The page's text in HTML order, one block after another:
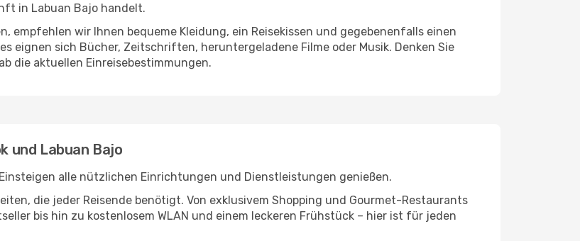
in Labuan Bajo handelt.
empfehlen wir Ihnen bequeme Kleidung, ein Reisekissen und gegebenenfalls einen
eignen sich Bücher, Zeitschriften, heruntergeladene Filme oder Musik. Denken Sie
die aktuellen Einreisebestimmungen.
und Labuan Bajo
alle nützlichen Einrichtungen und Dienstleistungen genießen.
die jeder Reisende benötigt. Von exklusivem Shopping und Gourmet-Restaurants
bis hin zu kostenlosem WLAN und einem leckeren Frühstück – hier ist für jeden